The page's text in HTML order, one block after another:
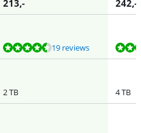
213,- 242,-
op 281 reviews.
op 19 reviews.19 reviews
op 68 reviews.
op 22 reviews.
op 22 reviews.
2 TB 4 TB